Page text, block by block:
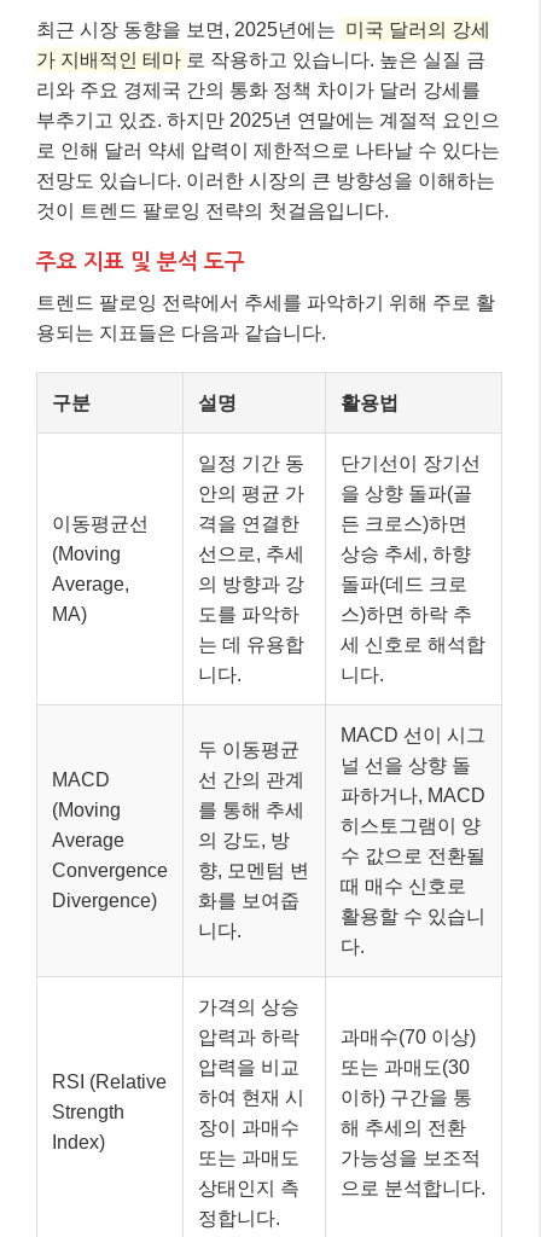
최근 시장 동향을 보면, 2025년에는 미국 달러의 강세
가 지배적인 테마 로 작용하고 있습니다. 높은 실질 금
리와 주요 경제국 간의 통화 정책 차이가 달러 강세를
부추기고 있죠. 하지만 2025년 연말에는 계절적 요인으
로 인해 달러 약세 압력이 제한적으로 나타날 수 있다는
전망도 있습니다. 이러한 시장의 큰 방향성을 이해하는
것이 트렌드 팔로잉 전략의 첫걸음입니다.
주요 지표 및 분석 도구
트렌드 팔로잉 전략에서 추세를 파악하기 위해 주로 활
용되는 지표들은 다음과 같습니다.
구분 설명 활용법
이동평균선
(Moving
Average,
MA)
일정 기간 동
안의 평균 가
격을 연결한
선으로, 추세
의 방향과 강
도를 파악하
는 데 유용합
니다.
단기선이 장기선
을 상향 돌파(골
든 크로스)하면
상승 추세, 하향
돌파(데드 크로
스)하면 하락 추
세 신호로 해석합
니다.
MACD
(Moving
Average
Convergence
Divergence)
두 이동평균
선 간의 관계
를 통해 추세
의 강도, 방
향, 모멘텀 변
화를 보여줍
니다.
MACD 선이 시그
널 선을 상향 돌
파하거나, MACD
히스토그램이 양
수 값으로 전환될
때 매수 신호로
활용할 수 있습니
다.
RSI (Relative
Strength
Index)
가격의 상승
압력과 하락
압력을 비교
하여 현재 시
장이 과매수
또는 과매도
상태인지 측
정합니다.
과매수(70 이상)
또는 과매도(30
이하) 구간을 통
해 추세의 전환
가능성을 보조적
으로 분석합니다.